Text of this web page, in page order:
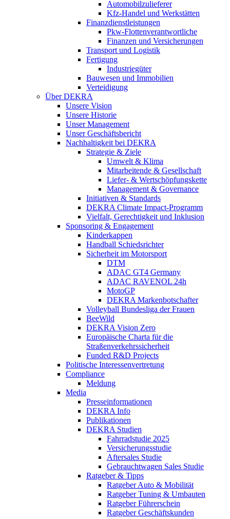
Automobilzulieferer
Kfz-Handel und Werkstätten
Finanzdienstleistungen
Pkw‑Flottenverantwortliche
Finanzen und Versicherungen
Transport und Logistik
Fertigung
Industriegüter
Bauwesen und Immobilien
Verteidigung
Über DEKRA
Unsere Vision
Unsere Historie
Unser Management
Unser Geschäftsbericht
Nachhaltigkeit bei DEKRA
Strategie & Ziele
Umwelt & Klima
Mitarbeitende & Gesellschaft
Liefer- & Wertschöpfungskette
Management & Governance
Initiativen & Standards
DEKRA Climate Impact-Programm
Vielfalt, Gerechtigkeit und Inklusion​
Sponsoring & Engagement
Kinderkappen
Handball Schiedsrichter
Sicherheit im Motorsport
DTM
ADAC GT4 Germany
ADAC RAVENOL 24h
MotoGP
DEKRA Markenbotschafter
Volleyball Bundesliga der Frauen
BeeWild
DEKRA Vision Zero
Europäische Charta für die
Straßenverkehrssicherheit
Funded R&D Projects
Politische Interessenvertretung
Compliance
Meldung
Media
Presseinformationen
DEKRA Info
Publikationen
DEKRA Studien
Fahrradstudie 2025
Versicherungsstudie
Aftersales Studie
Gebrauchtwagen Sales Studie
Ratgeber & Tipps
Ratgeber Auto & Mobilität
Ratgeber Tuning & Umbauten
Ratgeber Führerschein
Ratgeber Geschäftskunden